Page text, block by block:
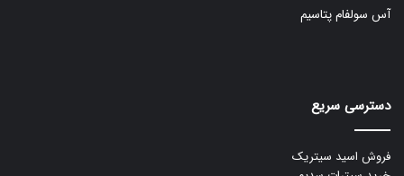
آس سولفام پتاسیم
دسترسی سریع
فروش اسید سیتریک